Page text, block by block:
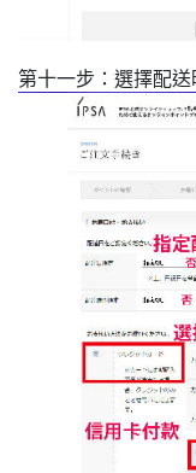
第十一步：選擇配